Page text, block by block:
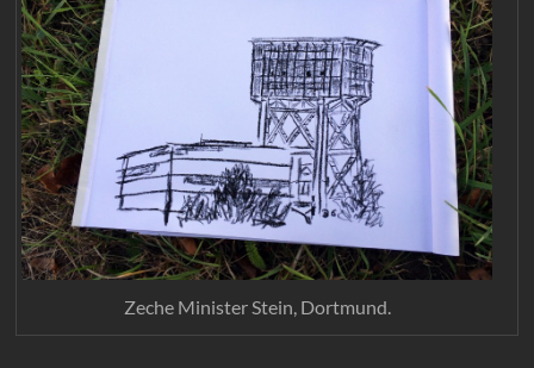
Zeche Minister Stein, Dortmund.